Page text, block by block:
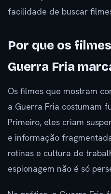
facilidade de buscar
Por que os
Guerra Fria
Os filmes que mostram
a Guerra Fria costumam
Primeiro, eles criam
e informação
rotinas e cultura de
espionagem não é só